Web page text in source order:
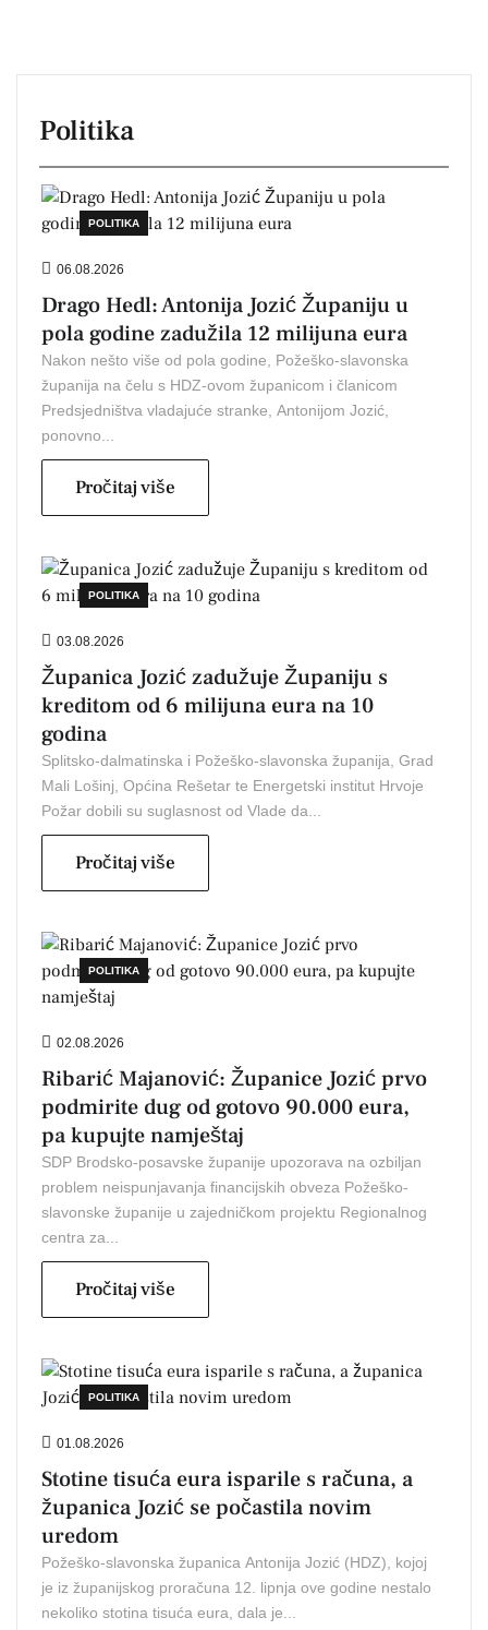
Politika
POLITIKA
06.08.2026
Drago Hedl: Antonija Jozić Županiju u
pola godine zadužila 12 milijuna eura
Nakon nešto više od pola godine, Požeško-slavonska
županija na čelu s HDZ-ovom županicom i članicom
Predsjedništva vladajuće stranke, Antonijom Jozić,
ponovno...
Pročitaj više
POLITIKA
03.08.2026
Županica Jozić zadužuje Županiju s
kreditom od 6 milijuna eura na 10
godina
Splitsko-dalmatinska i Požeško-slavonska županija, Grad
Mali Lošinj, Općina Rešetar te Energetski institut Hrvoje
Požar dobili su suglasnost od Vlade da...
Pročitaj više
POLITIKA
02.08.2026
Ribarić Majanović: Županice Jozić prvo
podmirite dug od gotovo 90.000 eura,
pa kupujte namještaj
SDP Brodsko-posavske županije upozorava na ozbiljan
problem neispunjavanja financijskih obveza Požeško-
slavonske županije u zajedničkom projektu Regionalnog
centra za...
Pročitaj više
POLITIKA
01.08.2026
Stotine tisuća eura isparile s računa, a
županica Jozić se počastila novim
uredom
Požeško-slavonska županica Antonija Jozić (HDZ), kojoj
je iz županijskog proračuna 12. lipnja ove godine nestalo
nekoliko stotina tisuća eura, dala je...